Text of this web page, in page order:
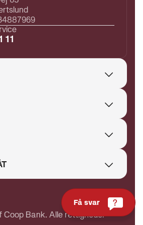
11
Coop Bank. Alle rettigheder
Få svar